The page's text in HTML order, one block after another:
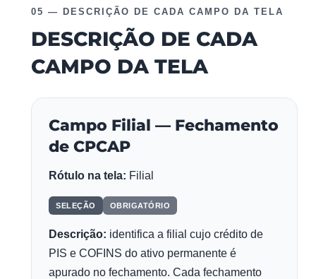
05 — DESCRIÇÃO DE CADA CAMPO DA TELA
DESCRIÇÃO DE CADA
CAMPO DA TELA
Campo Filial — Fechamento
de CPCAP
Rótulo na tela: Filial
SELEÇÃO OBRIGATÓRIO
Descrição: identifica a filial cujo crédito de
PIS e COFINS do ativo permanente é
apurado no fechamento. Cada fechamento